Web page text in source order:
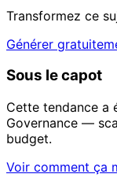
Transformez ce
Générer
Sous le capot
Cette tendance a
Governance —
budget.
Voir comment ça